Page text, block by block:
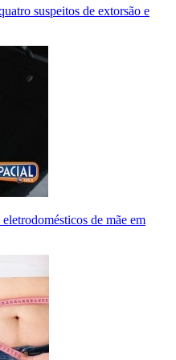
suspeitos de extorsão e
de mãe em